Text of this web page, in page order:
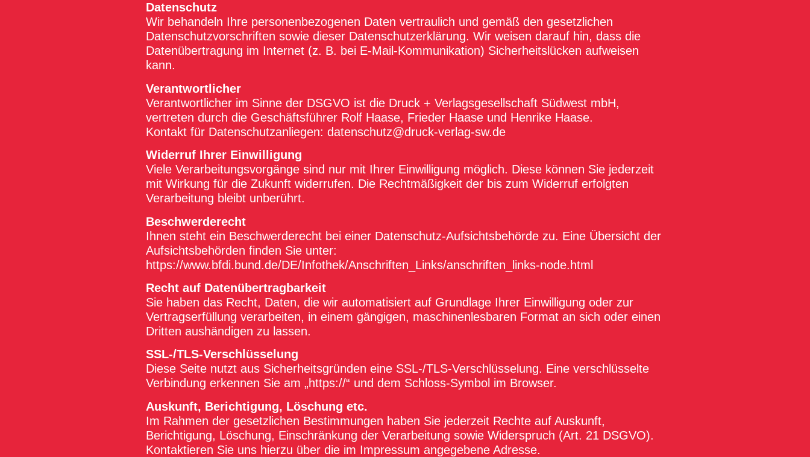
Datenschutz
Wir behandeln Ihre personenbezogenen Daten vertraulich und gemäß den gesetzlichen
Datenschutzvorschriften sowie dieser Datenschutzerklärung. Wir weisen darauf hin, dass die
Datenübertragung im Internet (z. B. bei E-Mail-Kommunikation) Sicherheitslücken aufweisen
kann.
Verantwortlicher
Verantwortlicher im Sinne der DSGVO ist die Druck + Verlagsgesellschaft Südwest mbH,
vertreten durch die Geschäftsführer Rolf Haase, Frieder Haase und Henrike Haase.
Kontakt für Datenschutzanliegen: datenschutz@druck-verlag-sw.de
Widerruf Ihrer Einwilligung
Viele Verarbeitungsvorgänge sind nur mit Ihrer Einwilligung möglich. Diese können Sie jederzeit
mit Wirkung für die Zukunft widerrufen. Die Rechtmäßigkeit der bis zum Widerruf erfolgten
Verarbeitung bleibt unberührt.
Beschwerderecht
Ihnen steht ein Beschwerderecht bei einer Datenschutz-Aufsichtsbehörde zu. Eine Übersicht der
Aufsichtsbehörden finden Sie unter:
https://www.bfdi.bund.de/DE/Infothek/Anschriften_Links/anschriften_links-node.html
Recht auf Datenübertragbarkeit
Sie haben das Recht, Daten, die wir automatisiert auf Grundlage Ihrer Einwilligung oder zur
Vertragserfüllung verarbeiten, in einem gängigen, maschinenlesbaren Format an sich oder einen
Dritten aushändigen zu lassen.
SSL-/TLS-Verschlüsselung
Diese Seite nutzt aus Sicherheitsgründen eine SSL-/TLS-Verschlüsselung. Eine verschlüsselte
Verbindung erkennen Sie am „https://“ und dem Schloss-Symbol im Browser.
Auskunft, Berichtigung, Löschung etc.
Im Rahmen der gesetzlichen Bestimmungen haben Sie jederzeit Rechte auf Auskunft,
Berichtigung, Löschung, Einschränkung der Verarbeitung sowie Widerspruch (Art. 21 DSGVO).
Kontaktieren Sie uns hierzu über die im Impressum angegebene Adresse.